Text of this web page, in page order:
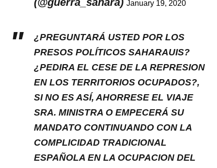
January 19, 2020
¿PREGUNTARÁ USTED POR LOS
PRESOS POLÍTICOS SAHARAUIS?
¿PEDIRA EL CESE DE LA REPRESION
EN LOS TERRITORIOS OCUPADOS?,
SI NO ES ASÍ, AHORRESE EL VIAJE
SRA. MINISTRA O EMPECERÁ SU
MANDATO CONTINUANDO CON LA
COMPLICIDAD TRADICIONAL
ESPAÑOLA EN LA OCUPACION DEL